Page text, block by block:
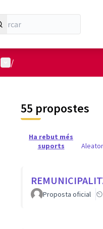
Menú d'usuari
/
55 propostes
Ha rebut més
suports
Proposta oficial